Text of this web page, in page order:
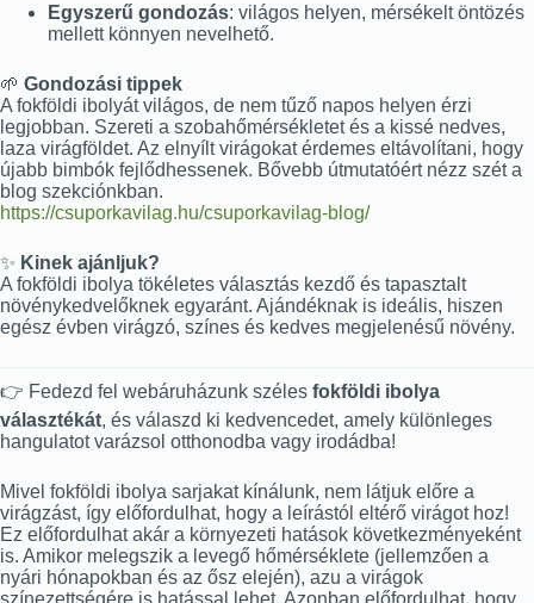
Egyszerű gondozás: világos helyen, mérsékelt öntözés
mellett könnyen nevelhető.
🌱 Gondozási tippek
A fokföldi ibolyát világos, de nem tűző napos helyen érzi
legjobban. Szereti a szobahőmérsékletet és a kissé nedves,
laza virágföldet. Az elnyílt virágokat érdemes eltávolítani, hogy
újabb bimbók fejlődhessenek. Bővebb útmutatóért nézz szét a
blog szekciónkban.
https://csuporkavilag.hu/csuporkavilag-blog/
✨ Kinek ajánljuk?
A fokföldi ibolya tökéletes választás kezdő és tapasztalt
növénykedvelőknek egyaránt. Ajándéknak is ideális, hiszen
egész évben virágzó, színes és kedves megjelenésű növény.
👉 Fedezd fel webáruházunk széles fokföldi ibolya
választékát, és válaszd ki kedvencedet, amely különleges
hangulatot varázsol otthonodba vagy irodádba!
Mivel fokföldi ibolya sarjakat kínálunk, nem látjuk előre a
virágzást, így előfordulhat, hogy a leírástól eltérő virágot hoz!
Ez előfordulhat akár a környezeti hatások következményeként
is. Amikor melegszik a levegő hőmérséklete (jellemzően a
nyári hónapokban és az ősz elején), azu a virágok
színezettségére is hatással lehet. Azonban előfordulhat, hogy